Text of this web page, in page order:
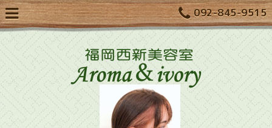
092-845-9515